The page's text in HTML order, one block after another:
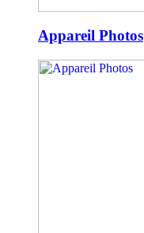
Appareil Photos